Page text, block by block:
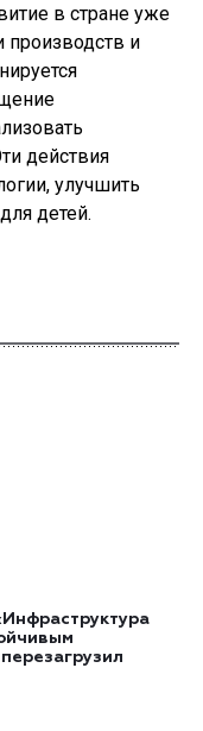
в стране уже
и
действия
улучшить
детей.